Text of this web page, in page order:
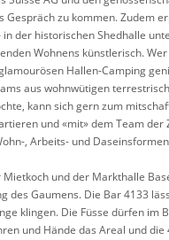
Gespräch zu kommen. Zudem
der historischen Shedhalle
Wohnens künstlerisch.
Hallen-Camping
aus wohnwütigen
kann sich gern zum
und «mit» dem Team der
, Arbeits- und
Mietkoch und der Markthalle
des Gaumens. Die Bar 4133
klingen. Die Füsse dürfen im
und Hände das Areal und die